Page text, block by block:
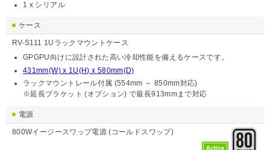
1 x シリアル
ケース
RV-S111 1Uラックマウントケース
GPGPU向けに設計された高い冷却性能を備えるケースです。
431mm(W) x 1U(H) x 580mm(D)
ラックマウントレール付属 (554mm ～ 850mm対応)
※延長ブラケット (オプション) で最長913mmまで対応
電源
800Wイージースワップ電源 (コールドスワップ)